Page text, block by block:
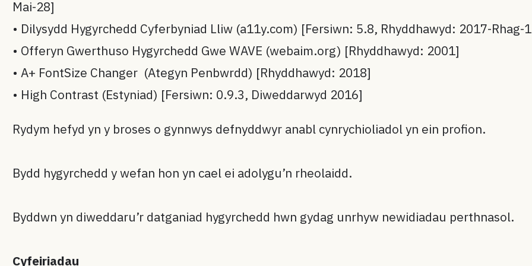
Mai-28]
• Dilysydd Hygyrchedd Cyferbyniad Lliw (a11y.com) [Fersiwn: 5.8, Rhyddhawyd: 2017-Rhag-
• Offeryn Gwerthuso Hygyrchedd Gwe WAVE (webaim.org) [Rhyddhawyd: 2001]
• A+ FontSize Changer (Ategyn Penbwrdd) [Rhyddhawyd: 2018]
• High Contrast (Estyniad) [Fersiwn: 0.9.3, Diweddarwyd 2016]
Rydym hefyd yn y broses o gynnwys defnyddwyr anabl cynrychioliadol yn ein profion.
Bydd hygyrchedd y wefan hon yn cael ei adolygu’n rheolaidd.
Byddwn yn diweddaru’r datganiad hygyrchedd hwn gydag unrhyw newidiadau perthnasol.
Cyfeiriadau